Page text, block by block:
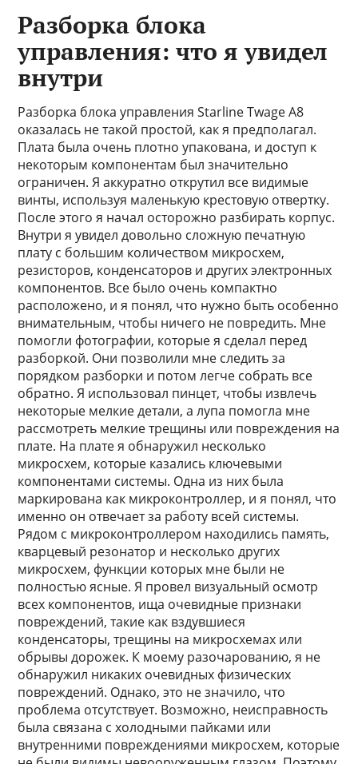
Разборка блока
управления: что я увидел
внутри
Разборка блока управления Starline Twage A8
оказалась не такой простой, как я предполагал.
Плата была очень плотно упакована, и доступ к
некоторым компонентам был значительно
ограничен. Я аккуратно открутил все видимые
винты, используя маленькую крестовую отвертку.
После этого я начал осторожно разбирать корпус.
Внутри я увидел довольно сложную печатную
плату с большим количеством микросхем,
резисторов, конденсаторов и других электронных
компонентов. Все было очень компактно
расположено, и я понял, что нужно быть особенно
внимательным, чтобы ничего не повредить. Мне
помогли фотографии, которые я сделал перед
разборкой. Они позволили мне следить за
порядком разборки и потом легче собрать все
обратно. Я использовал пинцет, чтобы извлечь
некоторые мелкие детали, а лупа помогла мне
рассмотреть мелкие трещины или повреждения на
плате. На плате я обнаружил несколько
микросхем, которые казались ключевыми
компонентами системы. Одна из них была
маркирована как микроконтроллер, и я понял, что
именно он отвечает за работу всей системы.
Рядом с микроконтроллером находились память,
кварцевый резонатор и несколько других
микросхем, функции которых мне были не
полностью ясные. Я провел визуальный осмотр
всех компонентов, ища очевидные признаки
повреждений, такие как вздувшиеся
конденсаторы, трещины на микросхемах или
обрывы дорожек. К моему разочарованию, я не
обнаружил никаких очевидных физических
повреждений. Однако, это не значило, что
проблема отсутствует. Возможно, неисправность
была связана с холодными пайками или
внутренними повреждениями микросхем, которые